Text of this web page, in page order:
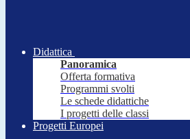
Didattica
Panoramica
Offerta formativa
Programmi svolti
Le schede didattiche
I progetti delle classi
Progetti Europei